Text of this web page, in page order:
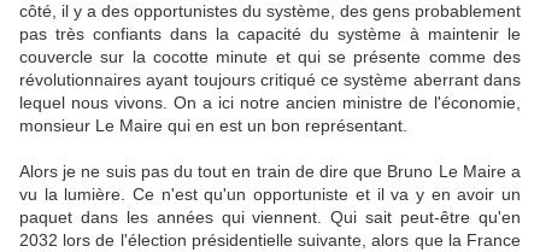
côté, il y a des opportunistes du système, des gens probablement
pas très confiants dans la capacité du système à maintenir le
couvercle sur la cocotte minute et qui se présente comme des
révolutionnaires ayant toujours critiqué ce système aberrant dans
lequel nous vivons. On a ici notre ancien ministre de l'économie,
monsieur Le Maire qui en est un bon représentant.
Alors je ne suis pas du tout en train de dire que Bruno Le Maire a
vu la lumière. Ce n'est qu'un opportuniste et il va y en avoir un
paquet dans les années qui viennent. Qui sait peut-être qu'en
2032 lors de l'élection présidentielle suivante, alors que la France